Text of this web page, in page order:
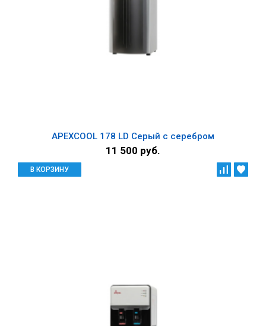
APEXCOOL 178 LD Серый с серебром
11 500 руб.
В КОРЗИНУ